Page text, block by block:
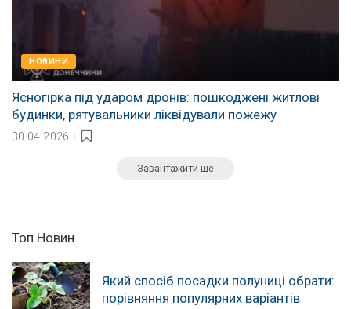
НОВИНИ
Ясногірка під ударом дронів: пошкоджені житлові
будинки, рятувальники ліквідували пожежу
30.04.2026
Завантажити ще
Топ Новин
Який спосіб посадки полуниці обрати:
порівняння популярних варіантів